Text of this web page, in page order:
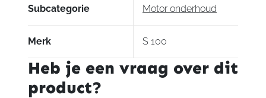
Subcategorie Motor onderhoud
Merk S 100
Heb je een vraag over dit
product?